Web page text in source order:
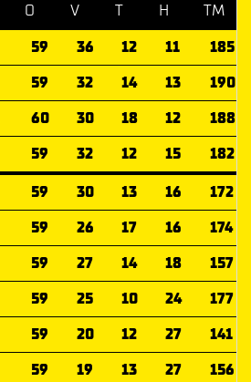
O V T H
TM
59 36 12 11
185
59 32 14 13
190
60 30 18 12
188
59 32 12 15
182
59 30 13 16
172
59 26 17 16
174
59 27 14 18
157
59 25 10 24
177
59 20 12 27
141
59 19 13 27 156